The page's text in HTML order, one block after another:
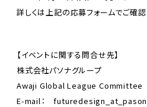
詳しくは上記の応募フォームでご確認
【イベントに関する問合せ先】
株式会社パソナグループ
Awaji Global League Committee
E-mail：